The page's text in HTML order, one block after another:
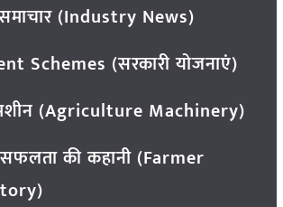
(Industry News)
Schemes (सरकारी योजनाएं)
(Agriculture Machinery)
की कहानी (Farmer